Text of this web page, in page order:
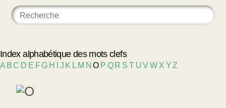
Index alphabétique des mots clefs
A BC D E FG H J K L M NO P Q R S T UVW X YZ